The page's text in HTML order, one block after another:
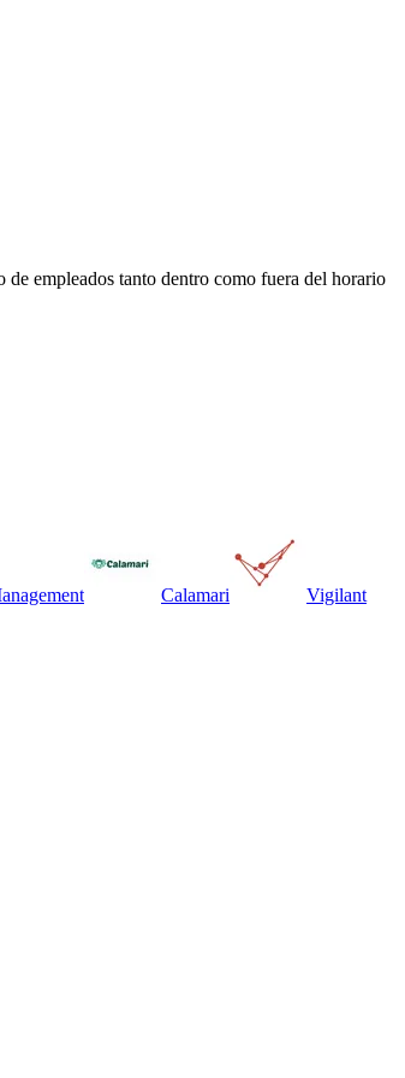
de empleados tanto dentro como fuera del horario
Calamari Vigilant